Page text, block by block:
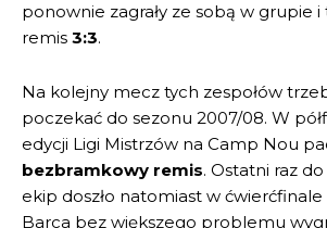
ponownie zagrały ze sobą w grupie i
remis 3:3.
Na kolejny mecz tych zespołów
poczekać do sezonu 2007/08. W
edycji Ligi Mistrzów na Camp Nou
bezbramkowy remis. Ostatni raz
ekip doszło natomiast w ćwierćfinale
Barca bez większego problemu